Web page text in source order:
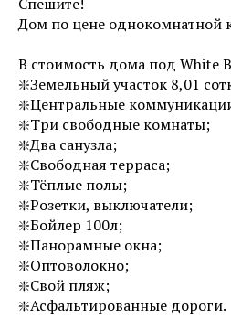
Дом по цене однокомнатной
В стоимость дома под White
❇️Земельный участок 8,01
❇️Центральные
❇️Три свободные комнаты;
❇️Два санузла;
❇️Свободная терраса;
❇️Тёплые полы;
❇️Розетки, выключатели;
❇️Бойлер 100л;
❇️Панорамные окна;
❇️Оптоволокно;
❇️Свой пляж;
❇️Асфальтированные дороги.